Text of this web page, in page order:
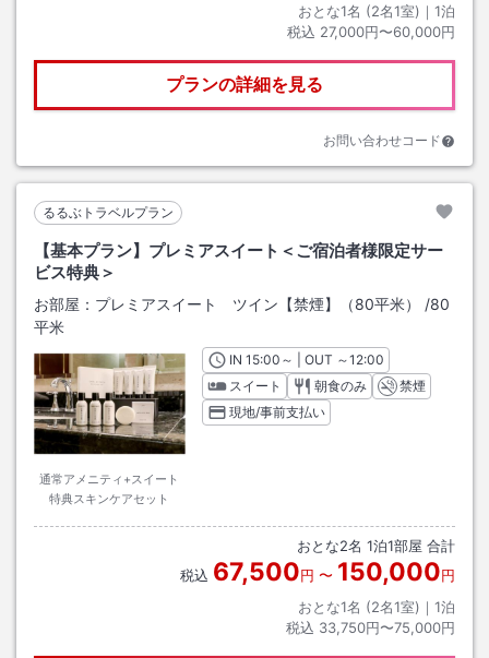
おとな1名 (2名1室)｜ 1泊
税込 27,000円〜60,000円
プランの詳細を見る
お問い合わせコード
るるぶトラベルプラン
【基本プラン】プレミアスイート＜ご宿泊者様限定サー
ビス特典＞
お部屋： プレミアスイート ツイン【禁煙】（80平米） /80
平米
通常アメニティ+スイート
特典スキンケアセット
INチェックイン
15:00 ～ | OUT チェックアウト
～12:00
スイート
朝食のみ
禁煙
現地/事前支払い
おとな2名 1泊1部屋 合計
税込 67,500円 〜 150,000円
おとな1名 (2名1室)｜ 1泊
税込 33,750円〜75,000円